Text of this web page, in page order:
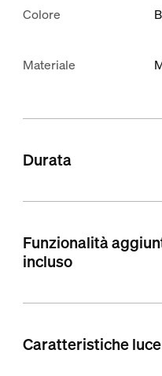
Colore
Materiale
Durata
Funzionalità
incluso
Caratteristiche luce